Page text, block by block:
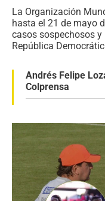
La Organización
hasta el 21 de mayo
casos sospechosos
República
Andrés Felipe
Colprensa